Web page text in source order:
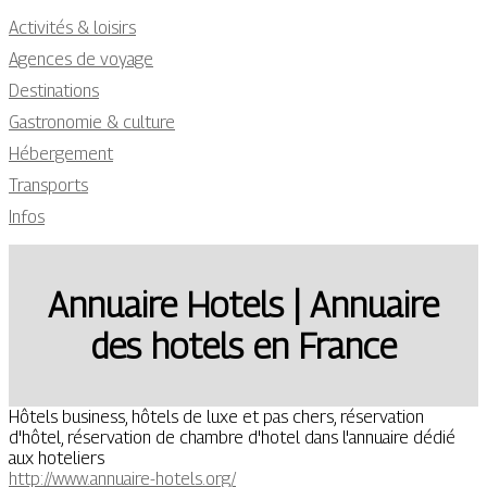
Activités & loisirs
Agences de voyage
Destinations
Gastronomie & culture
Hébergement
Transports
Infos
Annuaire Hotels | Annuaire
des hotels en France
Hôtels business, hôtels de luxe et pas chers, réservation
d'hôtel, réservation de chambre d'hotel dans l'annuaire dédié
aux hoteliers
http://www.annuaire-hotels.org/